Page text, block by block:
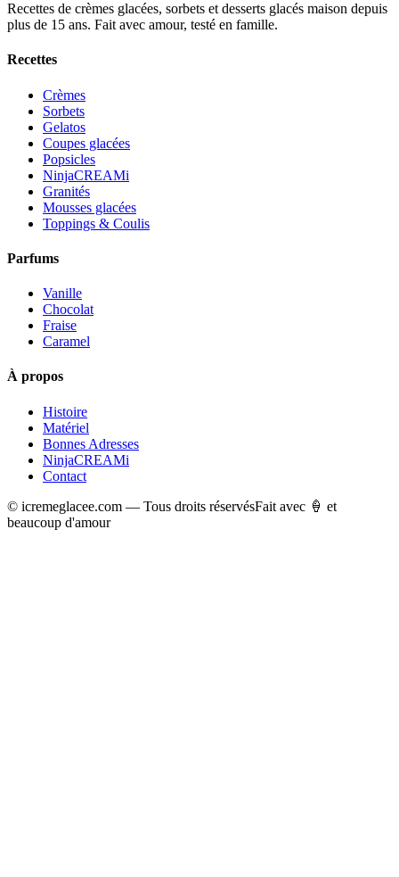
Recettes de crèmes glacées, sorbets et desserts glacés maison depuis
plus de 15 ans. Fait avec amour, testé en famille.
Recettes
Crèmes
Sorbets
Gelatos
Coupes glacées
Popsicles
NinjaCREAMi
Granités
Mousses glacées
Toppings & Coulis
Parfums
Vanille
Chocolat
Fraise
Caramel
À propos
Histoire
Matériel
Bonnes Adresses
NinjaCREAMi
Contact
© icremeglacee.com — Tous droits réservésFait avec 🍦 et
beaucoup d'amour